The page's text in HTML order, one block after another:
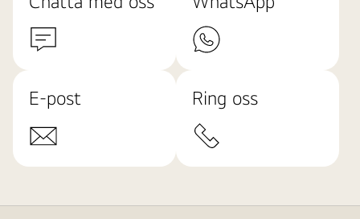
E-post Ring oss